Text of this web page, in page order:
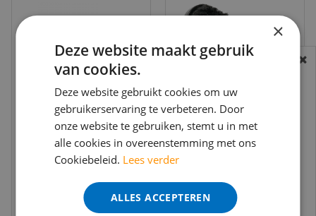
Footfixx Hollow
Medium 14-21mm
los basisdeel (4 st.)
Footfixx los
beschermvoetje
ø28mm (4 st.)
BEREIKBAARHEID
In verband met de vakantie periode zijn wij
t/m 14 augustus telefonisch helaas niet
bereikbaar.
Bestelling worden uiteraard verwerkt
echter iets minder snel dan wat je van ons
gewend bent.
Voor vragen kan je ons bereiken via
×
Deze website maakt gebruik
van cookies.
Deze website gebruikt cookies om uw
gebruikerservaring te verbeteren. Door
onze website te gebruiken, stemt u in met
alle cookies in overeenstemming met ons
Cookiebeleid. Lees verder
ALLES ACCEPTEREN